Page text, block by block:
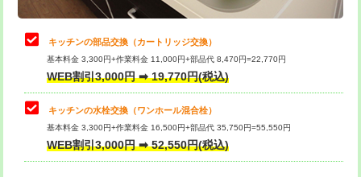
給水管工事※（塩ビ管（VP・HI）使
用/3ｍまで)
給水管工事※（塩ビ管（VP・HI）使
用（追加）/3ｍ超え)
給水管工事※（ライニング鋼管・銅
管・ポリ管・HT管使用/3ｍまで)
44,000円
止水・漏水調査・防水処理・清掃・修
理・調整・分解・加工など（中作業）
22,000円
止水・漏水調査・防水処理・清掃・修
理・調整・分解・加工など（重作業）
33,000円
お風呂タンク脱着
その他部品の脱着
キッチンの部品交換（カートリッジ交換）
基本料金 3,300円+作業料金 11,000円+部品代 8,470円=22,770円
WEB割引3,000円 ➡ 19,770円(税込)
キッチンの水栓交換（ワンホール混合栓）
基本料金 3,300円+作業料金 16,500円+部品代 35,750円=55,550円
WEB割引3,000円 ➡ 52,550円(税込)